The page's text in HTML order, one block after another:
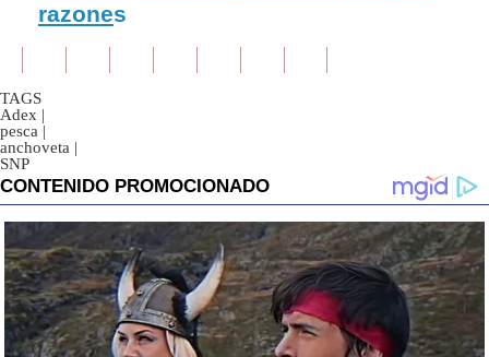
razones
TAGS
Adex |
pesca |
anchoveta |
SNP